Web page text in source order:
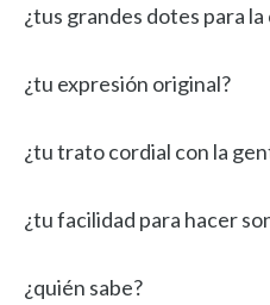
¿tus grandes dotes para
¿tu expresión original?
¿tu trato cordial con la
¿tu facilidad para hacer
¿quién sabe?